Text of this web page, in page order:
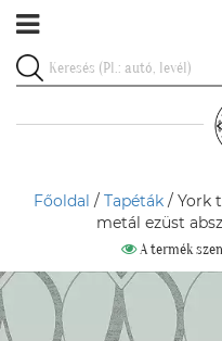
Főoldal / Tapéták / York
metál ezüst
A termék